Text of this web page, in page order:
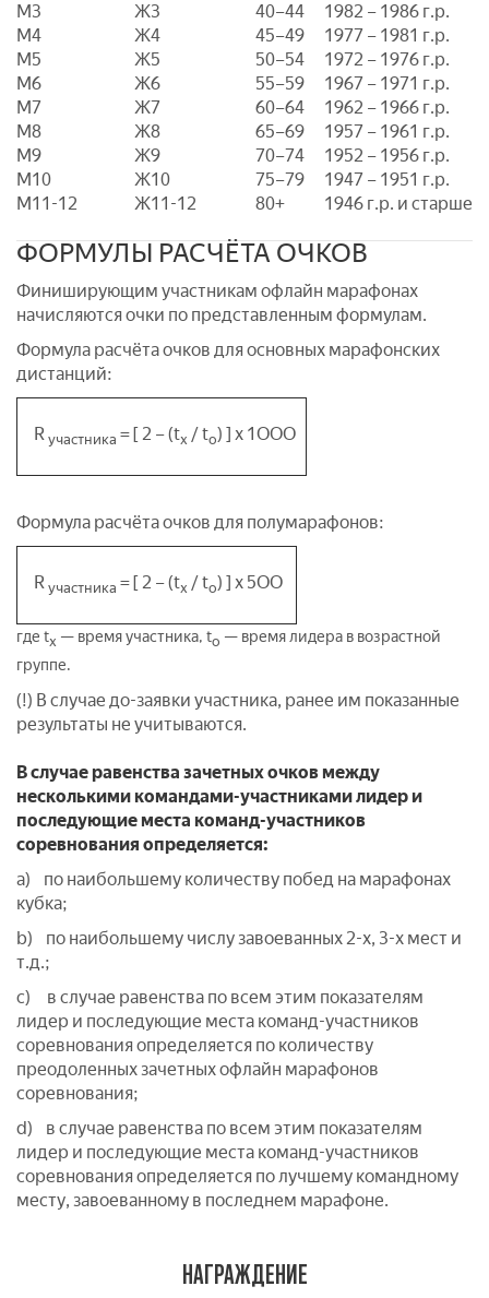
M3 Ж3 40–44
1982 – 1986 г.р.
M4
Ж4 45–49
1977 – 1981 г.р.
M5
Ж5 50–54
1972 – 1976 г.р.
M6
Ж6 55–59
1967 – 1971 г.р.
M7
Ж7 60–64
1962 – 1966 г.р.
M8
Ж8 65–69
1957 – 1961 г.р.
M9
Ж9 70–74
1952 – 1956 г.р.
M10
Ж10 75–79
1947 – 1951 г.р.
М11-12
Ж11-12 80+ 1946 г.р. и старше
ФОРМУЛЫ РАСЧЁТА ОЧКОВ
Финиширующим участникам офлайн марафонах
начисляются очки по представленным формулам.
Формула расчёта очков для основных марафонских
дистанций:
Rучастника = [ 2 – (tх / tо) ] x 1ООО
Формула расчёта очков для полумарафонов:
Rучастника = [ 2 – (tх / tо) ] x 5ОО
где tх — время участника, tо — время лидера в возрастной
группе.
(!) В случае до-заявки участника, ранее им показанные
результаты не учитываются.
В случае равенства зачетных очков между
несколькими командами-участниками лидер и
последующие места команд-участников
соревнования определяется:
a) по наибольшему количеству побед на марафонах
кубка;
b) по наибольшему числу завоеванных 2-х, 3-х мест и
т.д.;
c) в случае равенства по всем этим показателям
лидер и последующие места команд-участников
соревнования определяется по количеству
преодоленных зачетных офлайн марафонов
соревнования;
d) в случае равенства по всем этим показателям
лидер и последующие места команд-участников
соревнования определяется по лучшему командному
месту, завоеванному в последнем марафоне.
НАГРАЖДЕНИЕ